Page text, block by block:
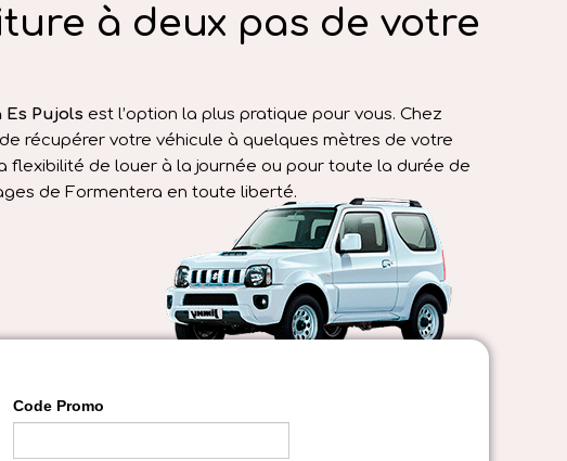
à deux pas de votre
Pujols est l’option la plus pratique pour vous. Chez
récupérer votre véhicule à quelques mètres de votre
flexibilité de louer à la journée ou pour toute la durée de
de Formentera en toute liberté.